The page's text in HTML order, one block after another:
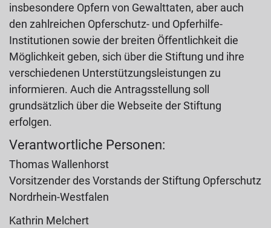
insbesondere Opfern von Gewalttaten, aber auch
den zahlreichen Opferschutz- und Opferhilfe-
Institutionen sowie der breiten Öffentlichkeit die
Möglichkeit geben, sich über die Stiftung und ihre
verschiedenen Unterstützungsleistungen zu
informieren. Auch die Antragsstellung soll
grundsätzlich über die Webseite der Stiftung
erfolgen.
Verantwortliche Personen:
Thomas Wallenhorst
Vorsitzender des Vorstands der Stiftung Opferschutz
Nordrhein-Westfalen
Kathrin Melchert